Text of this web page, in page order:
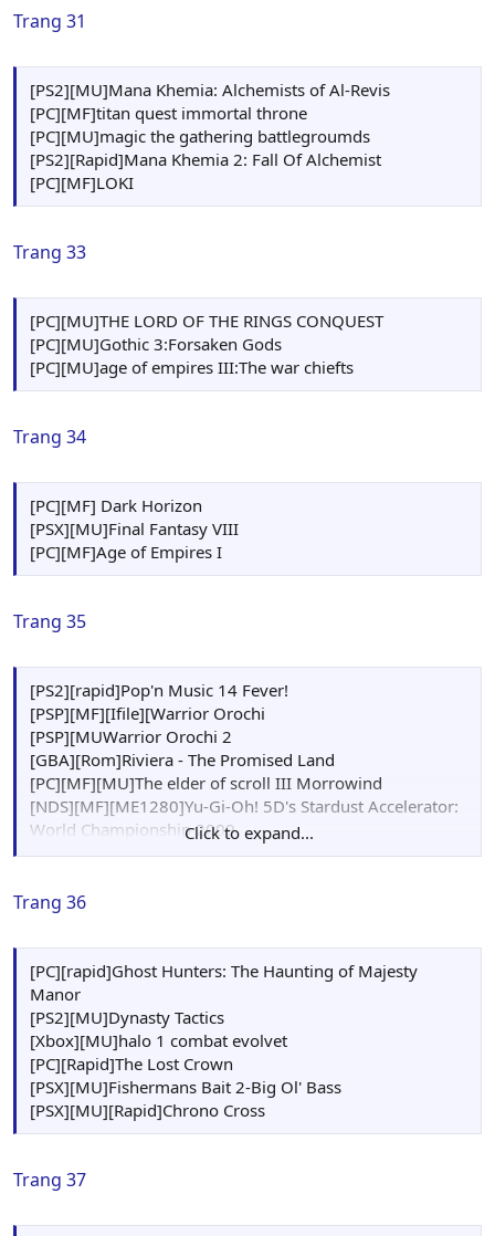
Trang 31
[PS2][MU]Mana Khemia: Alchemists of Al-Revis
[PC][MF]titan quest immortal throne
[PC][MU]magic the gathering battlegroumds
[PS2][Rapid]Mana Khemia 2: Fall Of Alchemist
[PC][MF]LOKI
Trang 33
[PC][MU]THE LORD OF THE RINGS CONQUEST
[PC][MU]Gothic 3:Forsaken Gods
[PC][MU]age of empires III:The war chiefts
Trang 34
[PC][MF] Dark Horizon
[PSX][MU]Final Fantasy VIII
[PC][MF]Age of Empires I
Trang 35
[PS2][rapid]Pop'n Music 14 Fever!
[PSP][MF][Ifile][Warrior Orochi
[PSP][MUWarrior Orochi 2
[GBA][Rom]Riviera - The Promised Land
[PC][MF][MU]The elder of scroll III Morrowind
[NDS][MF][ME1280]Yu-Gi-Oh! 5D's Stardust Accelerator:
World Championship 2009
[PC][MU]Blood - Over
[PC][MU]The elder of scroll III Morrowind
[PS2][Rapid]Samurai Warriors : Xtreme Legends
[PC][MU]Magical Battle Arena
[PC][Rapid]Fatal Fake
[PC][MU]SoulSaber
Click to expand...
Trang 36
[PC][rapid]Ghost Hunters: The Haunting of Majesty
Manor
[PS2][MU]Dynasty Tactics
[Xbox][MU]halo 1 combat evolvet
[PC][Rapid]The Lost Crown
[PSX][MU]Fishermans Bait 2-Big Ol' Bass
[PSX][MU][Rapid]Chrono Cross
Trang 37